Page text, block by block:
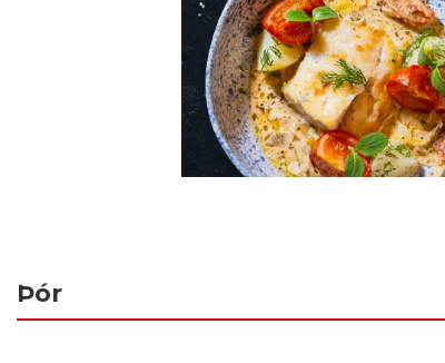
Þór